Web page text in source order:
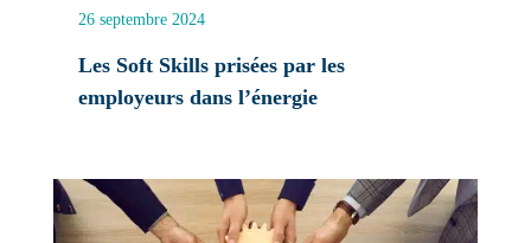
26 septembre 2024
Les Soft Skills prisées par les
employeurs dans l’énergie